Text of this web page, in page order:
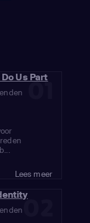
01
Us Part
Lees meer
02